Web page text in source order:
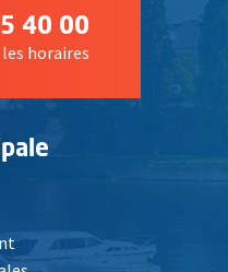
40 00
horaires